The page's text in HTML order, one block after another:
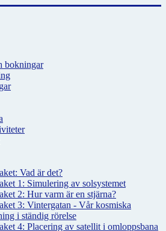
bokningar
Vad är det?
1: Simulering av solsystemet
2: Hur varm är en stjärna?
3: Vintergatan - Vår kosmiska
i ständig rörelse
4: Placering av satellit i omloppsbana